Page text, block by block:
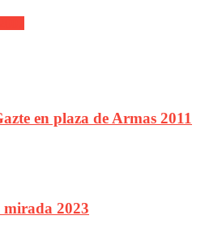
en plaza de Armas 2011
2023